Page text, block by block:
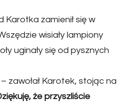
Karotka zamienił się w
wisiały lampiony
uginały się od pysznych
– zawołał Karotek, stojąc na
że przyszliście